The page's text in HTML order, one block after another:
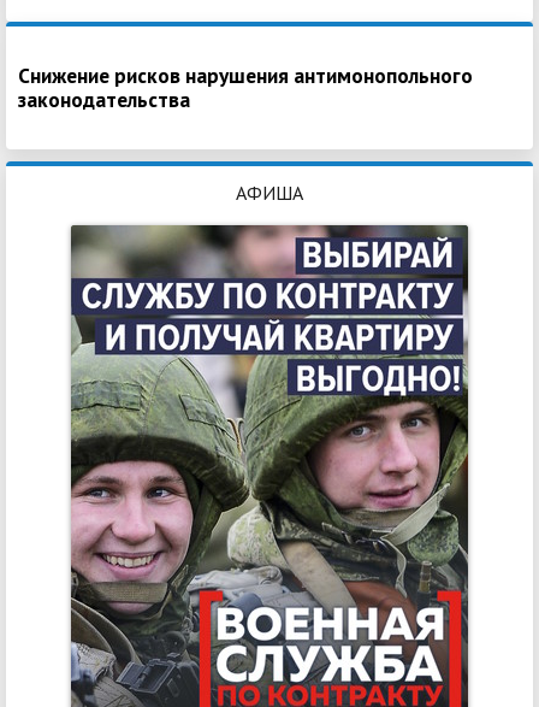
Снижение рисков нарушения антимонопольного
законодательства
АФИША